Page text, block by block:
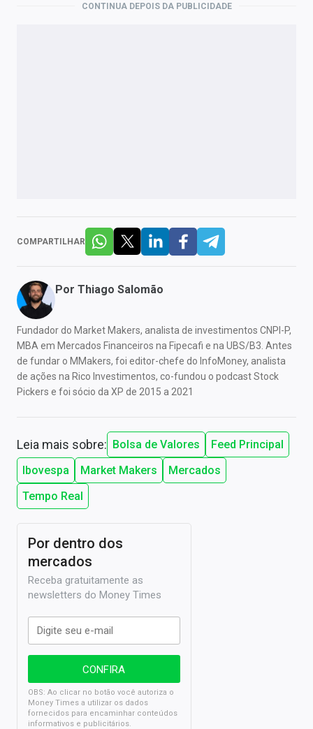
CONTINUA DEPOIS DA PUBLICIDADE
COMPARTILHAR
Por Thiago Salomão
Fundador do Market Makers, analista de investimentos CNPI-P,
MBA em Mercados Financeiros na Fipecafi e na UBS/B3. Antes
de fundar o MMakers, foi editor-chefe do InfoMoney, analista
de ações na Rico Investimentos, co-fundou o podcast Stock
Pickers e foi sócio da XP de 2015 a 2021
Leia mais sobre: Bolsa de Valores
Feed Principal
Ibovespa
Market Makers
Mercados
Tempo Real
Por dentro dos
mercados
Receba gratuitamente as
newsletters do Money Times
OBS: Ao clicar no botão você autoriza o
Money Times a utilizar os dados
fornecidos para encaminhar conteúdos
informativos e publicitários.